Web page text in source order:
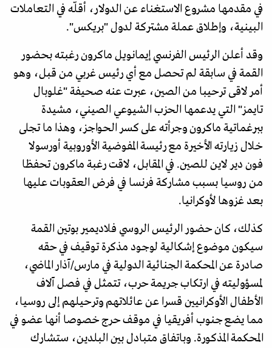
في مقدمها مشروع الاستغناء عن الدولار، أقلّه في التعاملات
البينية، وإطلاق عملة مشتركة لدول "بريكس".
وقد أعلن الرئيس الفرنسي إيمانويل ماكرون رغبته بحضور
القمة في سابقة لم تحصل مع أي رئيس غربي من قبل، وهو
أمر لاقى ترحيبا من الصين، عبرت عنه صحيفة "غلوبال
تايمز" التي يدعمها الحزب الشيوعي الصيني، مشيدة
ببرغماتية ماكرون وجرأته على كسر الحواجز، وهذا ما تجلى
خلال زيارته الأخيرة مع رئيسة المفوضية الأوروبية أورسولا
فون دير لاين للصين. في المقابل، لاقت رغبة ماكرون تحفظا
من روسيا بسبب مشاركة فرنسا في فرض العقوبات عليها
بعد غزوها لأوكرانيا.
كذلك، كان حضور الرئيس الروسي فلاديمير بوتين القمة
سيكون موضوع إشكالية لوجود مذكرة توقيف في حقه
صادرة عن المحكمة الجنائية الدولية في مارس/آذار الماضي،
لمسؤوليته في ارتكاب جريمة حرب، تتمثل في فصل آلاف
الأطفال الأوكرانيين قسرا عن عائلاتهم وترحيلهم إلى روسيا،
مما يضع جنوب أفريقيا في موقف حرج خصوصا أنها عضو في
المحكمة المذكورة. وباتفاق متبادل بين البلدين، ستشارك